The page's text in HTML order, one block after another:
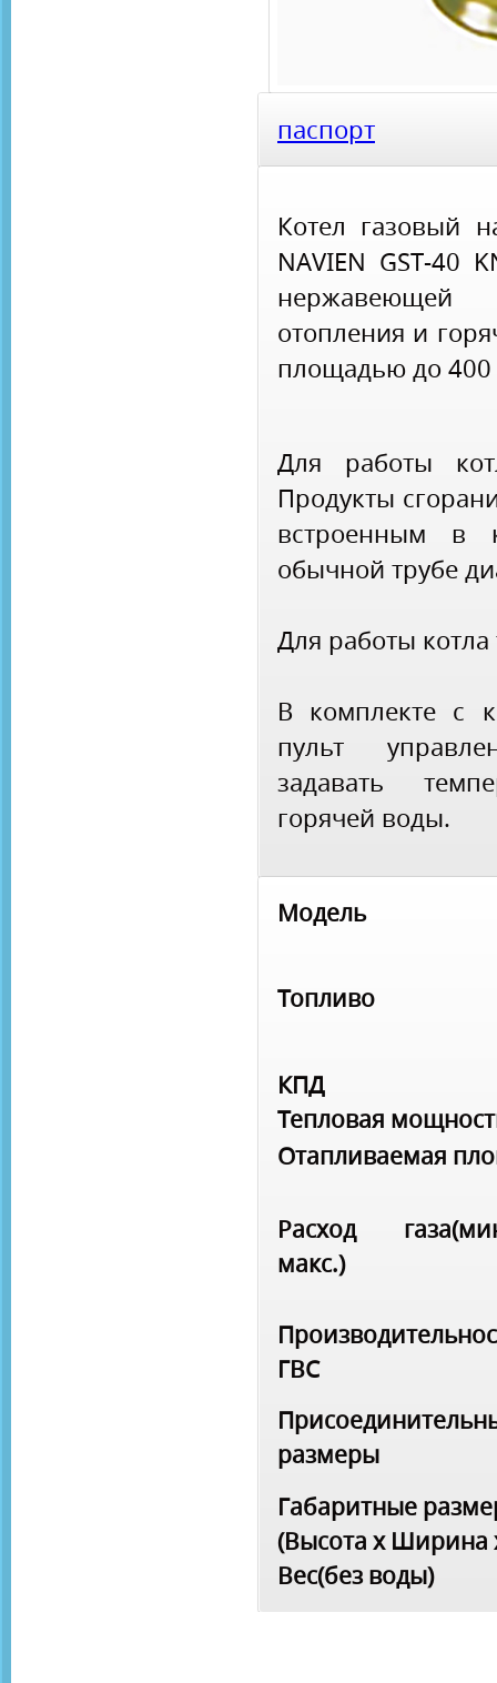
паспорт
Котел газовый
NAVIEN GST-40
нержавеющей
отопления и
площадью до 400
Для работы
Продукты
встроенным в
обычной трубе
Для работы котла
В комплекте с
пульт
задавать
горячей воды.
Модель
Топливо
КПД
Тепловая
Отапливаемая
Расход
макс.)
ГВС
размеры
Габаритные
(Высота x Ширина
Вес(без воды)